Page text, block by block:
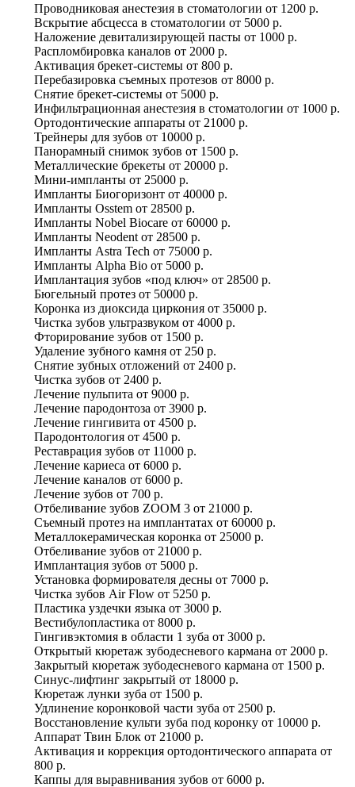
Проводниковая анестезия в стоматологии от 1200 р.
Вскрытие абсцесса в стоматологии от 5000 р.
Наложение девитализирующей пасты от 1000 р.
Распломбировка каналов от 2000 р.
Активация брекет-системы от 800 р.
Перебазировка съемных протезов от 8000 р.
Снятие брекет-системы от 5000 р.
Инфильтрационная анестезия в стоматологии от 1000 р.
Ортодонтические аппараты от 21000 р.
Трейнеры для зубов от 10000 р.
Панорамный снимок зубов от 1500 р.
Металлические брекеты от 20000 р.
Мини-импланты от 25000 р.
Импланты Биогоризонт от 40000 р.
Импланты Osstem от 28500 р.
Импланты Nobel Biocare от 60000 р.
Импланты Neodent от 28500 р.
Импланты Astra Tech от 75000 р.
Импланты Alpha Bio от 5000 р.
Имплантация зубов «под ключ» от 28500 р.
Бюгельный протез от 50000 р.
Коронка из диоксида циркония от 35000 р.
Чистка зубов ультразвуком от 4000 р.
Фторирование зубов от 1500 р.
Удаление зубного камня от 250 р.
Снятие зубных отложений от 2400 р.
Чистка зубов от 2400 р.
Лечение пульпита от 9000 р.
Лечение пародонтоза от 3900 р.
Лечение гингивита от 4500 р.
Пародонтология от 4500 р.
Реставрация зубов от 11000 р.
Лечение кариеса от 6000 р.
Лечение каналов от 6000 р.
Лечение зубов от 700 р.
Отбеливание зубов ZOOM 3 от 21000 р.
Съемный протез на имплантатах от 60000 р.
Металлокерамическая коронка от 25000 р.
Отбеливание зубов от 21000 р.
Имплантация зубов от 5000 р.
Установка формирователя десны от 7000 р.
Чистка зубов Air Flow от 5250 р.
Пластика уздечки языка от 3000 р.
Вестибулопластика от 8000 р.
Гингивэктомия в области 1 зуба от 3000 р.
Открытый кюретаж зубодесневого кармана от 2000 р.
Закрытый кюретаж зубодесневого кармана от 1500 р.
Синус-лифтинг закрытый от 18000 р.
Кюретаж лунки зуба от 1500 р.
Удлинение коронковой части зуба от 2500 р.
Восстановление культи зуба под коронку от 10000 р.
Аппарат Твин Блок от 21000 р.
Активация и коррекция ортодонтического аппарата от
800 р.
Каппы для выравнивания зубов от 6000 р.